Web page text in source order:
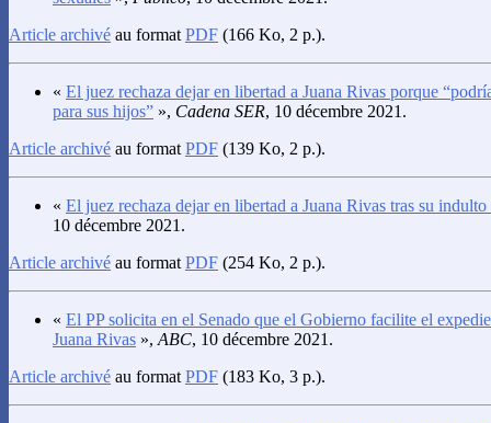
Article archivé au formatPDF (166 Ko, 2 p.).
« El juez rechaza dejar en libertad a Juana Rivas porque
para sus hijos” », Cadena SER, 10 décembre 2021.
Article archivé au formatPDF (139 Ko, 2 p.).
« El juez rechaza dejar en libertad a Juana Rivas tras su
10 décembre 2021.
Article archivé au formatPDF (254 Ko, 2 p.).
« El PP solicita en el Senado que el Gobierno facilite el
Juana Rivas »,ABC, 10 décembre 2021.
Article archivé au formatPDF (183 Ko, 3 p.).